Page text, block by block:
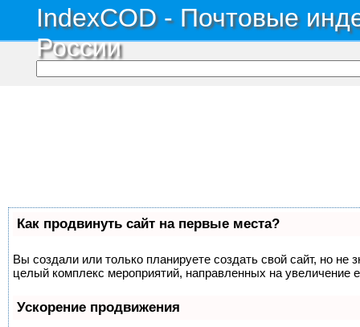
IndexCOD - Почтовые
России
Как продвинуть сайт на первые места?
Вы создали или только планируете создать свой сайт, но не
целый комплекс мероприятий, направленных на увеличение
Ускорение продвижения